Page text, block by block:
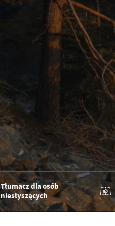
Tłumacz dla osób
niesłyszących